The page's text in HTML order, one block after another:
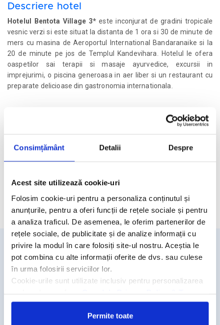
Consimțământ Detalii Despre
Acest site utilizează cookie-uri
Folosim cookie-uri pentru a personaliza conținutul și
anunțurile, pentru a oferi funcții de rețele sociale și pentru
a analiza traficul. De asemenea, le oferim partenerilor de
rețele sociale, de publicitate și de analize informații cu
privire la modul în care folosiți site-ul nostru. Aceștia le
pot combina cu alte informații oferite de dvs. sau culese
în urma folosirii serviciilor lor.
Cookie-urile sunt utilizate inclusiv pentru personalizarea
Permite toate
Descriere hotel
Hotelul Bentota Village 3*este inconjurat de gradini tropicale
vesnic verzi si este situat la distanta de 1 ora si 30 de minute de
mers cu masina de Aeroportul International Bandaranaike si la
20 de minute pe jos de Templul Kandevihara. Hotelul le ofera
oaspetilor sai terapii si masaje ayurvedice, excursii in
imprejurimi, o piscina generoasa in aer liber si un restaurant cu
preparate delicioase din gastronomia internationala.
Camere hotel
Masa:Mic dejun;
Cere oferta personalizata
Detalii si rezervari